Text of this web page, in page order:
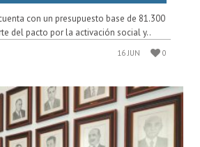
con un presupuesto base de 81.300
del pacto por la activación social y..
16 JUN 0